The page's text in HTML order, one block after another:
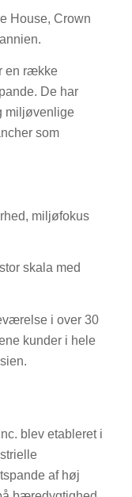
House, Crown
en række
De har
miljøvenlige
som
miljøfokus
skala med
i over 30
kunder i hele
blev etableret i
af høj